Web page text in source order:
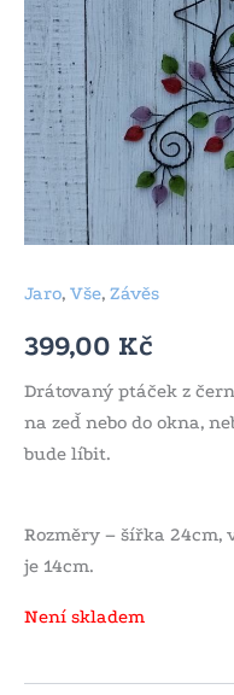
Jaro, Vše, Závěs
399,00 Kč
Drátovaný ptáček z
na zeď nebo do okna,
bude líbit.
Rozměry – šířka 24cm,
je 14cm.
Není skladem